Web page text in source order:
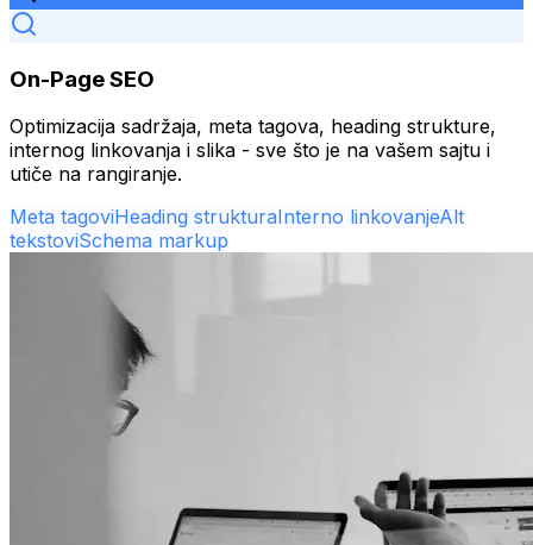
On-Page SEO
Optimizacija sadržaja, meta tagova, heading strukture,
internog linkovanja i slika - sve što je na vašem sajtu i
utiče na rangiranje.
Meta tagoviHeading strukturaInterno linkovanjeAlt
tekstoviSchema markup